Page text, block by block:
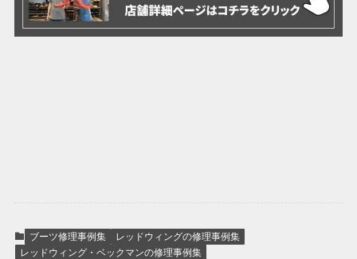
ブーツ修理事例集
レッドウィングの修理事例集
レッドウィング・ベックマンの修理事例集